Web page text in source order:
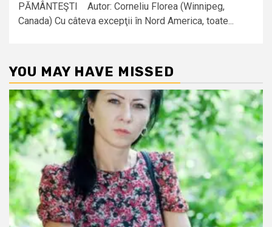
PĂMÂNTEŞTI Autor: Corneliu Florea (Winnipeg,
Canada) Cu câteva excepţii în Nord America, toate...
YOU MAY HAVE MISSED